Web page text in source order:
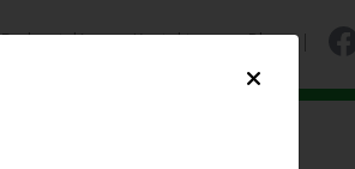
Dodavatelé Kontakty Blog
×